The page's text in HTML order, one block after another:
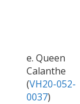
e. Queen
Calanthe
(VH20-052-
0037)